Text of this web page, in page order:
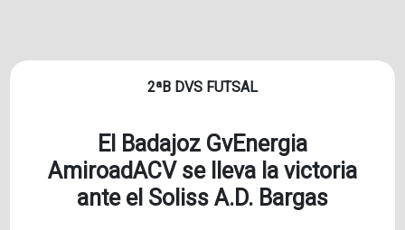
2ªB DVS FUTSAL
El Badajoz GvEnergia
AmiroadACV se lleva la victoria
ante el Soliss A.D. Bargas